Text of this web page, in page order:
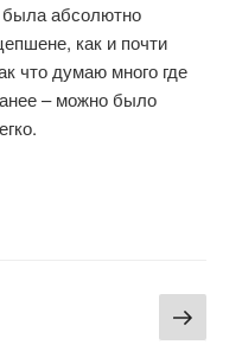
абсолютно
как и почти
что думаю много где
– можно было